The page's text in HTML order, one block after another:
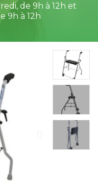
de 9h à 12h et
9h à 12h